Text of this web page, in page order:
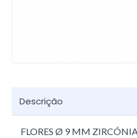
Descrição
FLORES Ø 9 MM